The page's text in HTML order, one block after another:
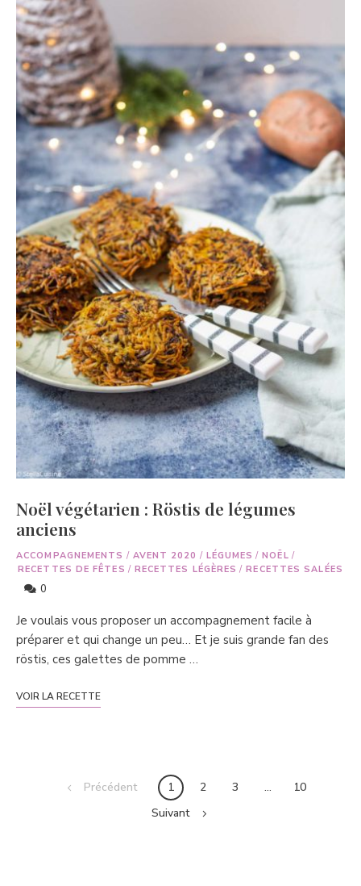
Noël végétarien : Röstis de légumes
anciens
ACCOMPAGNEMENTS / AVENT 2020 / LÉGUMES / NOËL /
RECETTES DE FÊTES / RECETTES LÉGÈRES / RECETTES SALÉES
0
Je voulais vous proposer un accompagnement facile à
préparer et qui change un peu… Et je suis grande fan des
röstis, ces galettes de pomme …
VOIR LA RECETTE
Précédent 1 2 3 …
10
Suivant